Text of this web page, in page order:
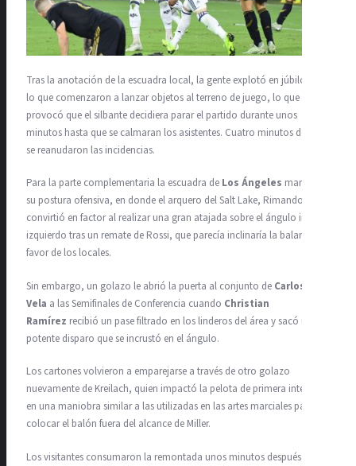
Tras la anotación de la escuadra local, la gente explotó en júbilo, por
lo que comenzaron a lanzar objetos al terreno de juego, lo que
provocó que el silbante decidiera parar el partido durante unos
minutos hasta que se calmaran los asistentes. Cuatro minutos después
se reanudaron las incidencias.
Para la parte complementaria la escuadra de Los Ángeles mantuvo
su postura ofensiva, en donde el arquero del Salt Lake, Rimando, se
convirtió en factor al realizar una gran atajada sobre el ángulo inferior
izquierdo tras un remate de Rossi, que parecía inclinaría la balanza en
favor de los locales.
Sin embargo, un golazo le abrió la puerta al conjunto de Carlos
Vela a las Semifinales de Conferencia cuando Christian
Ramírez recibió un pase filtrado en los linderos del área y sacó un
potente disparo que se incrustó en el ángulo.
Los cartones volvieron a emparejarse a través de otro golazo
nuevamente de Kreilach, quien impactó la pelota de primera intención
en una maniobra similar a las utilizadas en las artes marciales para
colocar el balón fuera del alcance de Miller.
Los visitantes consumaron la remontada unos minutos después